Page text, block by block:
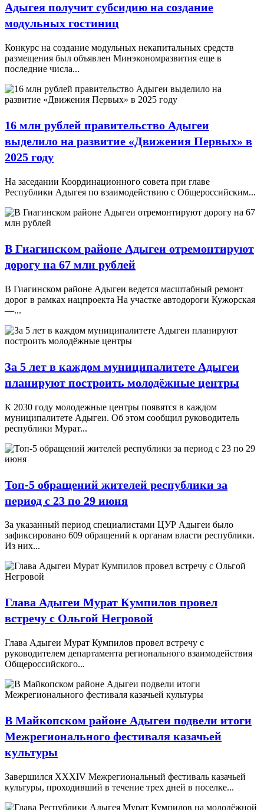
Адыгея получит субсидию на создание
модульных гостиниц
Конкурс на создание модульных некапитальных средств
размещения был объявлен Минэкономразвития еще в
последние числа...
16 млн рублей правительство Адыгеи
выделило на развитие «Движения Первых» в
2025 году
На заседании Координационного совета при главе
Республики Адыгея по взаимодействию с Общероссийским...
В Гиагинском районе Адыгеи отремонтируют
дорогу на 67 млн рублей
В Гиагинском районе Адыгеи ведется масштабный ремонт
дорог в рамках нацпроекта На участке автодороги Кужорская
—...
За 5 лет в каждом муниципалитете Адыгеи
планируют построить молодёжные центры
К 2030 году молодежные центры появятся в каждом
муниципалитете Адыгеи. Об этом сообщил руководитель
республики Мурат...
Топ-5 обращений жителей республики за
период с 23 по 29 июня
За указанный период специалистами ЦУР Адыгеи было
зафиксировано 609 обращений к органам власти республики.
Из них...
Глава Адыгеи Мурат Кумпилов провел
встречу с Ольгой Негровой
Глава Адыгеи Мурат Кумпилов провел встречу с
руководителем департамента регионального взаимодействия
Общероссийского...
В Майкопском районе Адыгеи подвели итоги
Межрегионального фестиваля казачьей
культуры
Завершился XXXIV Межрегиональный фестиваль казачьей
культуры, проходивший в течение трех дней в поселке...